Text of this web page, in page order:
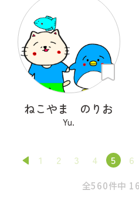
ねこやま のりお
Yu.
1 2 3 4 5 6
全560件中